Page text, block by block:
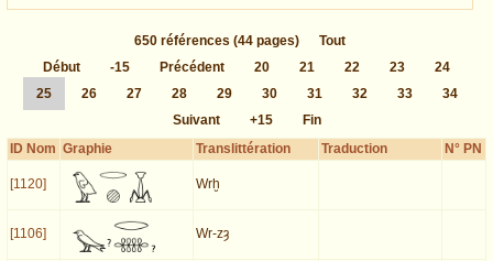
650 références (44 pages)
Tout
Début
-15 Précédent 20 21 22 23
24
25
26 27 28 29 30 31 32 33
34
Suivant
+15
Fin
ID Nom Graphie Translittération Traduction N° PN
[1120] Wrḫ
[1106] Wr-zȝ